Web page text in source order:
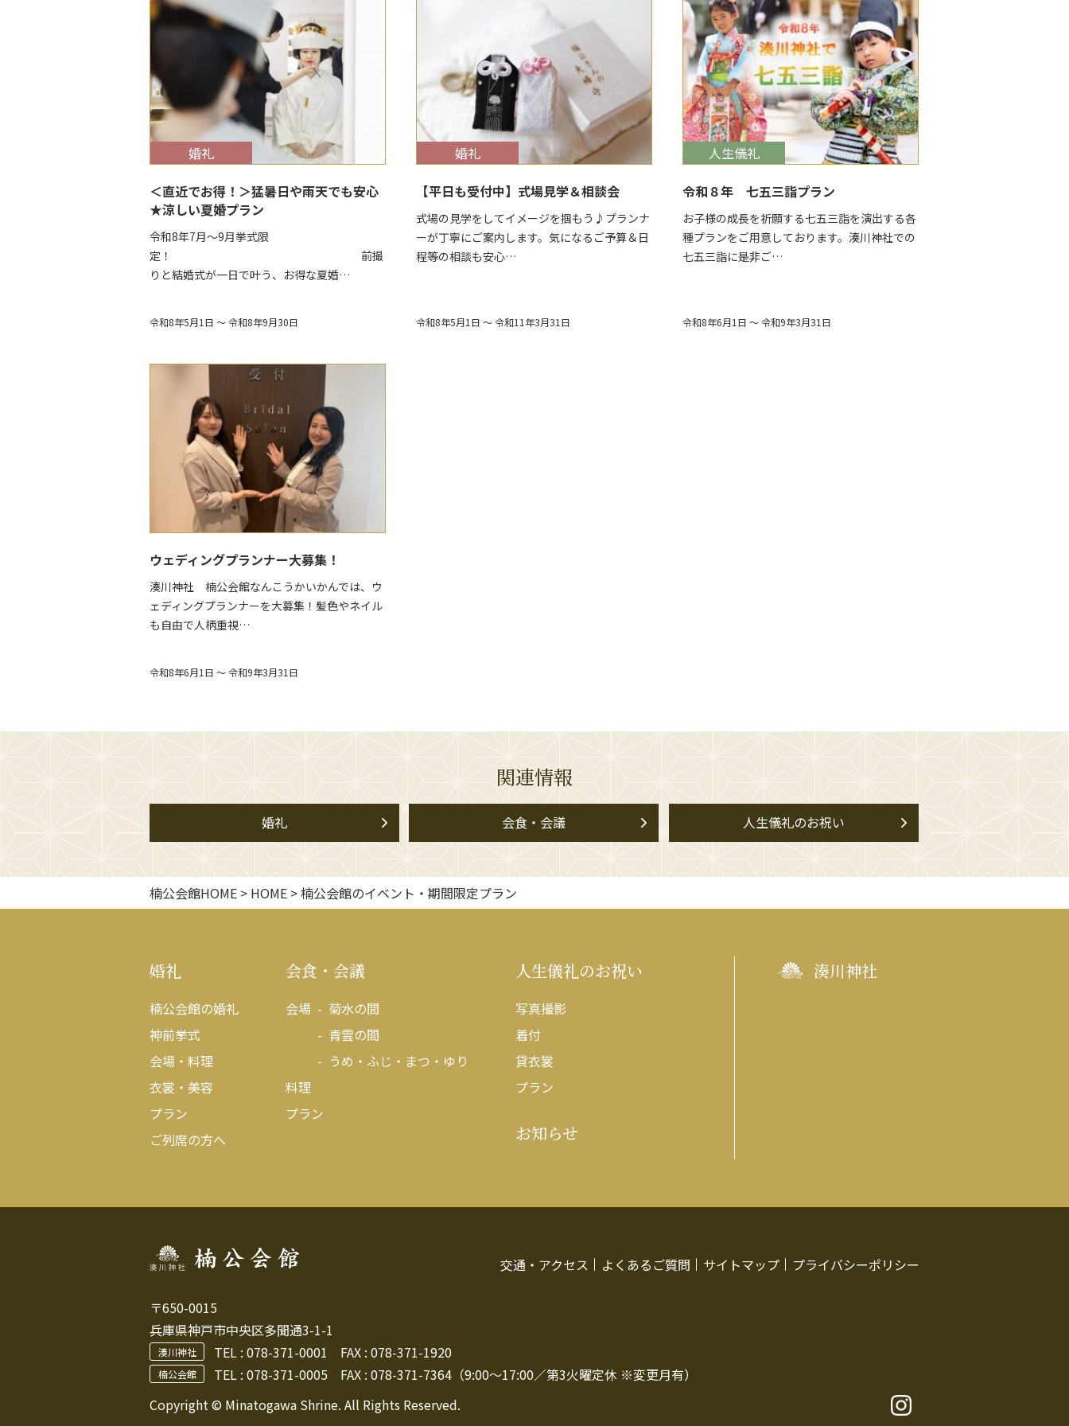
$target_date
婚礼
＜直近でお得！＞猛暑日や雨天でも安心
★涼しい夏婚プラン
令和8年7月～9月挙式限
定！ 前撮
りと結婚式が一日で叶う、お得な夏婚…
令和8年5月1日 ～ 令和8年9月30日
$target_date
婚礼
【平日も受付中】式場見学＆相談会
式場の見学をしてイメージを掴もう♪プランナ
ーが丁寧にご案内します。気になるご予算＆日
程等の相談も安心…
令和8年5月1日 ～ 令和11年3月31日
$target_date
人生儀礼
令和８年 七五三詣プラン
お子様の成長を祈願する七五三詣を演出する各
種プランをご用意しております。湊川神社での
七五三詣に是非ご…
令和8年6月1日 ～ 令和9年3月31日
$target_date
ウェディングプランナー大募集！
湊川神社 楠公会館なんこうかいかんでは、ウ
ェディングプランナーを大募集！髪色やネイル
も自由で人柄重視…
令和8年6月1日 ～ 令和9年3月31日
関連情報
婚礼 会食・会議 人生儀礼のお祝い
楠公会館HOME > HOME >楠公会館のイベント・期間限定プラン
婚礼
楠公会館の婚礼
神前挙式
会場・料理
衣裳・美容
プラン
ご列席の方へ
会食・会議
会場
菊水の間
青雲の間
うめ・ふじ・まつ・ゆり
料理
プラン
人生儀礼のお祝い
写真撮影
着付
貸衣裳
プラン
お知らせ
湊川神社
交通・アクセス よくあるご質問 サイトマップ プライバシーポリシー
〒650-0015
兵庫県神戸市中央区多聞通3-1-1
湊川神社 TEL :078-371-0001 FAX : 078-371-1920
楠公会館 TEL : 078-371-0005 FAX : 078-371-7364（9:00～17:00／第3火曜定休 ※変更月有）
Copyright © Minatogawa Shrine. All Rights Reserved.